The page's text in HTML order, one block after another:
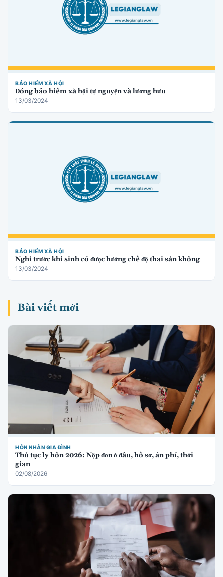
BẢO HIỂM XÃ HỘI
Đóng bảo hiểm xã hội tự nguyện và lương hưu
13/03/2024
BẢO HIỂM XÃ HỘI
Nghỉ trước khi sinh có được hưởng chế độ thai sản không
13/03/2024
Bài viết mới
HÔN NHÂN GIA ĐÌNH
Thủ tục ly hôn 2026: Nộp đơn ở đâu, hồ sơ, án phí, thời
gian
02/08/2026